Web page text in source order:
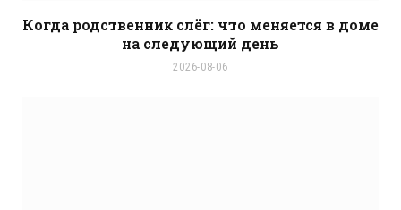
Когда родственник слёг: что меняется в доме
на следующий день
2026-08-06